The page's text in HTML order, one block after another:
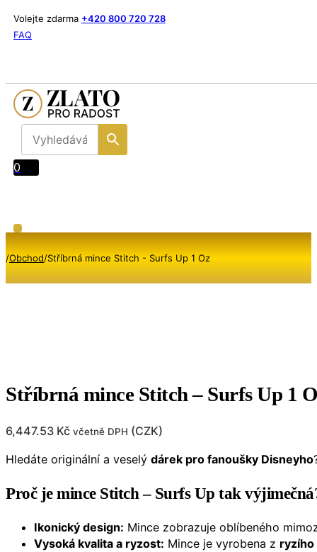
Volejte zdarma +420 800 720 728
FAQ
0
/Obchod/Stříbrná mince Stitch - Surfs Up 1 Oz
Stříbrná mince Stitch – Surfs Up 1
6,447.53 Kč včetně DPH (CZK)
Hledáte originální a veselý dárek pro fanoušky Disneyho
Proč je mince Stitch – Surfs Up tak
Ikonický design: Mince zobrazuje oblíbeného
Vysoká kvalita a ryzost: Mince je vyrobena z